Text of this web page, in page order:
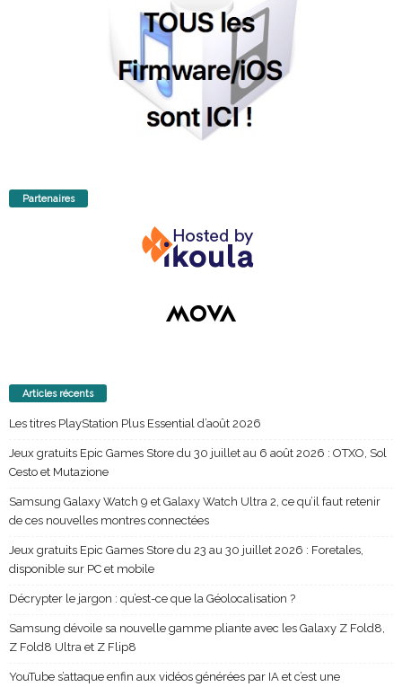
Partenaires
Articles récents
Les titres PlayStation Plus Essential d’août 2026
Jeux gratuits Epic Games Store du 30 juillet au 6 août 2026 : OTXO, Sol
Cesto et Mutazione
Samsung Galaxy Watch 9 et Galaxy Watch Ultra 2, ce qu’il faut retenir
de ces nouvelles montres connectées
Jeux gratuits Epic Games Store du 23 au 30 juillet 2026 : Foretales,
disponible sur PC et mobile
Décrypter le jargon : qu’est-ce que la Géolocalisation ?
Samsung dévoile sa nouvelle gamme pliante avec les Galaxy Z Fold8,
Z Fold8 Ultra et Z Flip8
YouTube s’attaque enfin aux vidéos générées par IA et c’est une